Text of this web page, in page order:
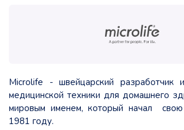
Microlife - швейцарский разработчик
медицинской техники для домашнего
мировым именем, который начал свою
1981 году.